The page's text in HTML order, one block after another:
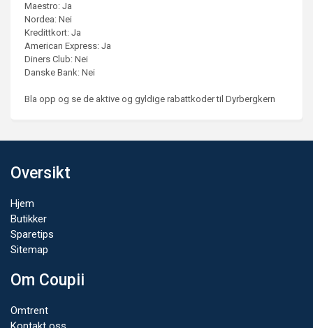
Maestro: Ja
Nordea: Nei
Kredittkort: Ja
American Express: Ja
Diners Club: Nei
Danske Bank: Nei
Bla opp og se de aktive og gyldige rabattkoder til Dyrbergkern
Oversikt
Hjem
Butikker
Sparetips
Sitemap
Om Coupii
Omtrent